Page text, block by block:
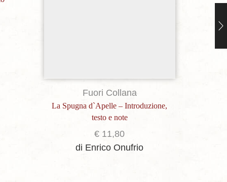
Fuori Collana
La Spugna d`Apelle – Introduzione,
testo e note
€ 11,80
di Enrico Onufrio
di